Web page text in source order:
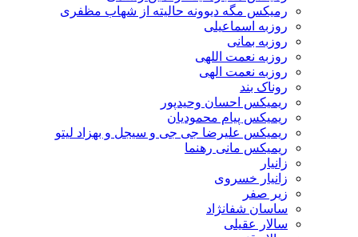
رمیکس مگه دیوونه حالیته از شهاب مظفری
روزبه اسماعیلی
روزبه بمانی
روزبه نعمت اللهی
روزبه نعمت الهی
روناک بند
ریمیکس احسان وحیدپور
ریمیکس پیام محمودیان
ریمیکس علیرضا جی جی و سیجل و بهزاد لیتو
ریمیکس مانی رهنما
زانیار
زانیار خسروی
زیر صفر
ساسان شفانژاد
سالار عقیلی